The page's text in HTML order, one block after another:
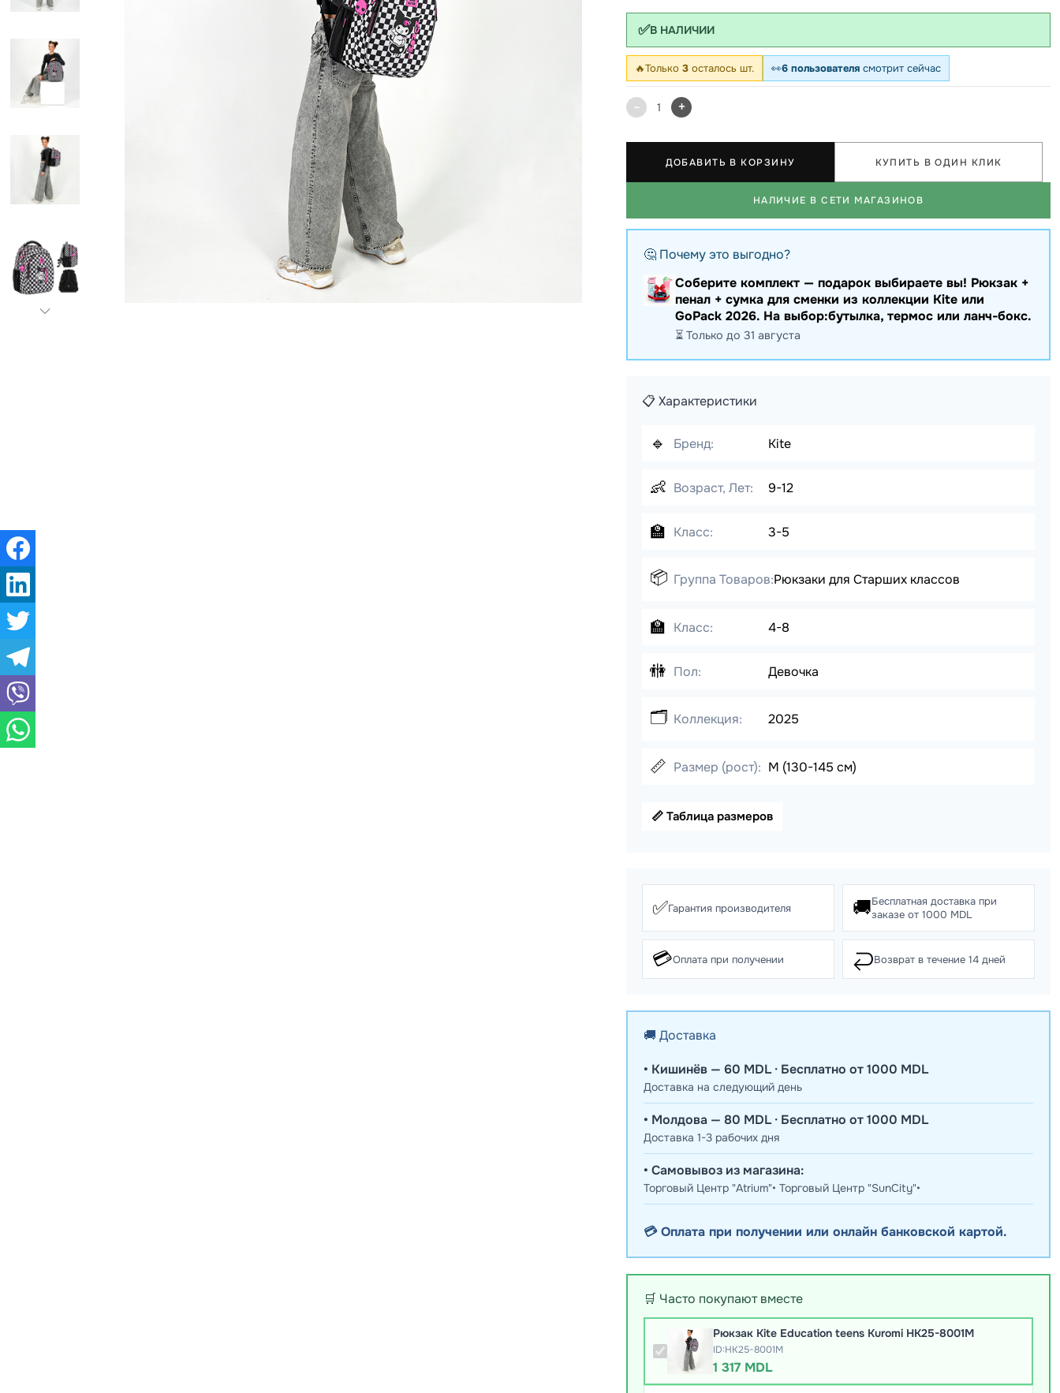
Аксессуары для школы
Детские кошельки
Дошкольные рюкзаки
✅В НАЛИЧИИ
🔥Только 3 осталось шт. 👀6 пользователя смотрит сейчас
- 1 +
ДОБАВИТЬ В КОРЗИНУ КУПИТЬ В ОДИН КЛИК
НАЛИЧИЕ В СЕТИ МАГАЗИНОВ
🤔 Почему это выгодно?
Соберите комплект — подарок выбираете вы! Рюкзак +
пенал + сумка для сменки из коллекции Kite или
GoPack 2026. На выбор:бутылка, термос или ланч-бокс.
⏳ Только до 31 августа
📋 Характеристики
🔹 Бренд: Kite
👶 Возраст, Лет: 9-12
🏫 Класс: 3-5
📦 Группа Товаров:Рюкзаки для Старших классов
🏫 Класс: 4-8
🚻 Пол: Девочка
🗂️ Коллекция: 2025
📏 Размер (рост): M (130-145 см)
📏 Таблица размеров
✅Гарантия производителя 🚚Бесплатная доставка при
заказе от 1000 MDL
💳Оплата при получении ↩️Возврат в течение 14 дней
🚚 Доставка
• Кишинёв — 60 MDL · Бесплатно от 1000 MDL
Доставка на следующий день
• Молдова — 80 MDL · Бесплатно от 1000 MDL
Доставка 1-3 рабочих дня
• Самовывоз из магазина:
Торговый Центр "Atrium"• Торговый Центр "SunCity"•
💳 Оплата при получении или онлайн банковской картой.
🛒 Часто покупают вместе
Рюкзак Kite Education teens Kuromi HK25-8001M
ID:HK25-8001M
1 317 MDL